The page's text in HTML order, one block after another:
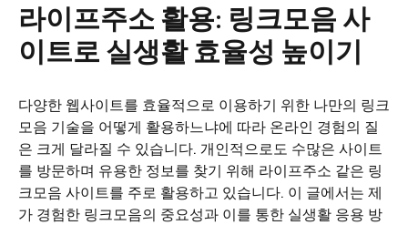
라이프주소 활용: 링크모음 사
이트로 실생활 효율성 높이기
다양한 웹사이트를 효율적으로 이용하기 위한 나만의 링크
모음 기술을 어떻게 활용하느냐에 따라 온라인 경험의 질
은 크게 달라질 수 있습니다. 개인적으로도 수많은 사이트
를 방문하며 유용한 정보를 찾기 위해 라이프주소 같은 링
크모음 사이트를 주로 활용하고 있습니다. 이 글에서는 제
가 경험한 링크모음의 중요성과 이를 통한 실생활 응용 방